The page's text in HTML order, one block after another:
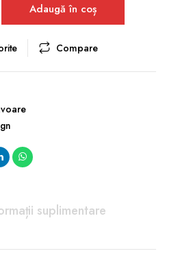
Adaugă în coș
Compare
suplimentare